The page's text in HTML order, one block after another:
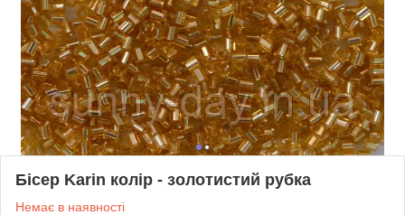
Бісер Karin колір - золотистий рубка
Немає в наявності